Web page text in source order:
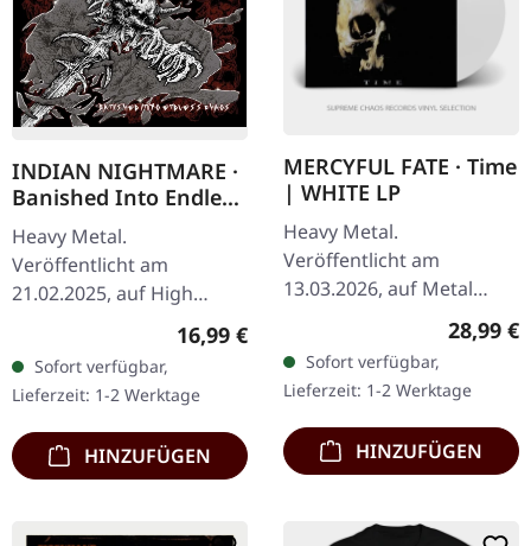
INDIAN NIGHTMARE ·
Banished Into Endless
Chaos | CD
Heavy Metal.
Veröffentlicht am
21.02.2025, auf High
Roller Records. CD im
Jewelcase. Die in Berlin
ansässigen Tribal-Metal-
Punks von Indian
Nightmare…
Regulärer Preis:
16,99 €
Sofort verfügbar,
Lieferzeit: 1-2 Werktage
HINZUFÜGEN
MERCYFUL FATE · Time
| WHITE LP
Heavy Metal.
Veröffentlicht am
13.03.2026, auf Metal
Blade Records. Weißes
Vinyl im Standard-Cover.
Limitierte Plastic Head
exklusive Auflage. Als…
28,99 €
Sofort verfügbar,
Lieferzeit: 1-2 Werktage
HINZUFÜGEN